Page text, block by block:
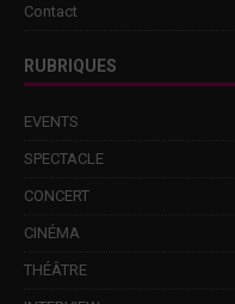
Contact
RUBRIQUES
EVENTS
SPECTACLE
CONCERT
CINÉMA
THÉÂTRE